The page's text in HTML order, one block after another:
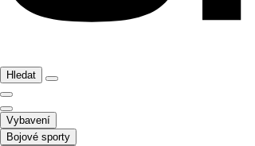
Hledat
Vybavení
Bojové sporty